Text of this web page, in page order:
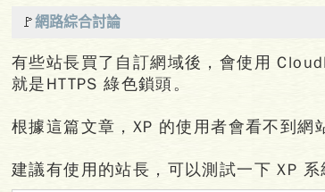
🚩網路綜合討論
有些站長買了自訂網域後，會使用
就是HTTPS 綠色鎖頭。
根據這篇文章，XP 的使用者會看不到網
建議有使用的站長，可以測試一下 XP